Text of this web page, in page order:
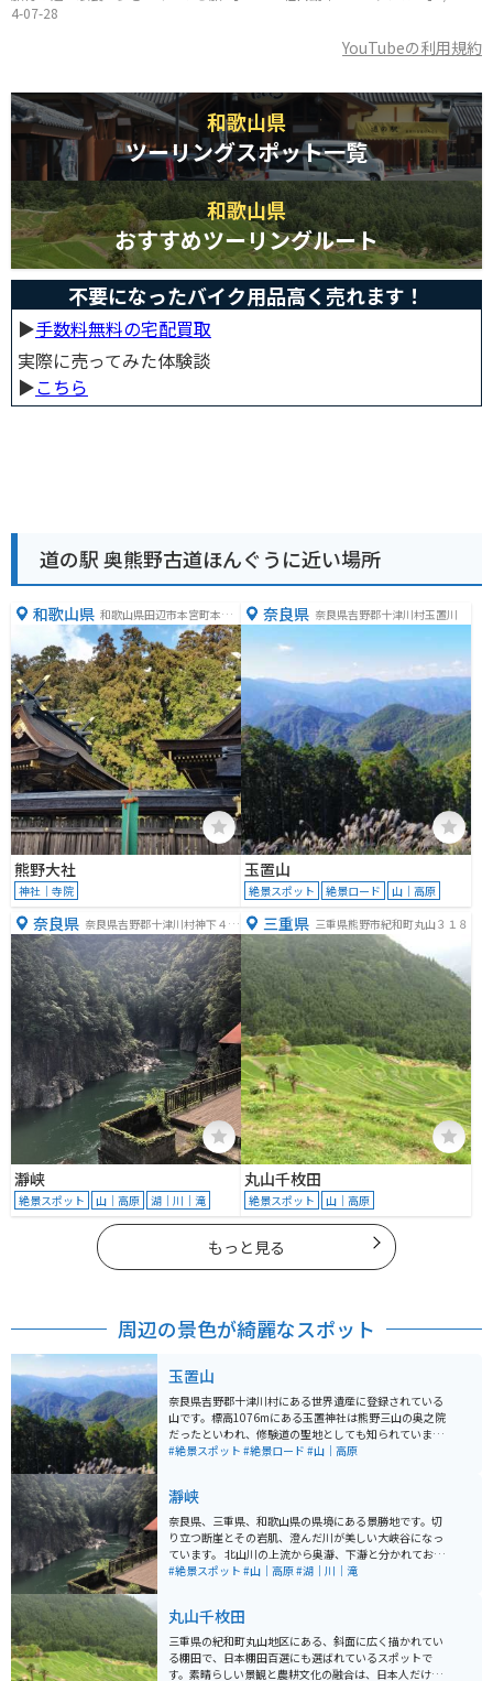
4-07-28
YouTubeの利用規約
和歌山県
ツーリングスポット一覧
和歌山県
おすすめツーリングルート
不要になったバイク用品高く売れます！
▶︎手数料無料の宅配買取
実際に売ってみた体験談
▶︎こちら
道の駅 奥熊野古道ほんぐうに近い場所
和歌山県 和歌山県田辺市本宮町本宮
１１１０
熊野大社
神社｜寺院
奈良県 奈良県吉野郡十津川村玉置川
玉置山
絶景スポット 絶景ロード 山｜高原
奈良県 奈良県吉野郡十津川村神下４０
瀞峡
絶景スポット 山｜高原 湖｜川｜滝
三重県 三重県熊野市紀和町丸山３１８
丸山千枚田
絶景スポット 山｜高原
もっと見る
周辺の景色が綺麗なスポット
玉置山
奈良県吉野郡十津川村にある世界遺産に登録されている
山です。標高1076mにある玉置神社は熊野三山の奥之院
だったといわれ、修験道の聖地としても知られていま
す。樹齢3000年といわれる御神木があり、異世界かのよ
約20分 ・玉置山駐車場 ~ 玉置神社：上り約20分、下り
約15分 ・山頂 ~ 玉置神社：上り約20分、下り約10分 駐
車場 - 山頂 - 神社 - 駐車場のように上りと下りで経由地を
変えることも可能です。
#絶景スポット #絶景ロード #山｜高原
瀞峡
奈良県、三重県、和歌山県の県境にある景勝地です。切
り立つ断崖とその岩肌、澄んだ川が美しい大峡谷になっ
ています。 北山川の上流から奥瀞、下瀞と分かれてお
り、瀞八丁(どろはっちょう)とも呼ばれています。天気
とができます。
#絶景スポット #山｜高原#湖｜川｜滝
丸山千枚田
三重県の紀和町丸山地区にある、斜面に広く描かれてい
る棚田で、日本棚田百選にも選ばれているスポットで
す。素晴らしい景観と農耕文化の融合は、日本人だけで